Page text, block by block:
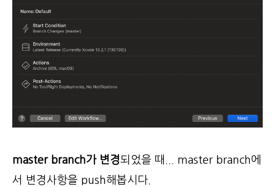
master branch가 변경되었을 때... master branch에
서 변경사항을 push해봅시다.